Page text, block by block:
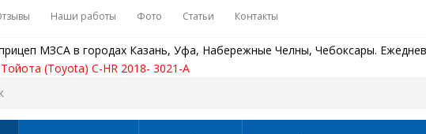
Наши работы Фото Статьи Контакты
МЗСА в городах Казань, Уфа, Набережные Челны, Чебоксары.
(Toyota) C-HR 2018- 3021-A